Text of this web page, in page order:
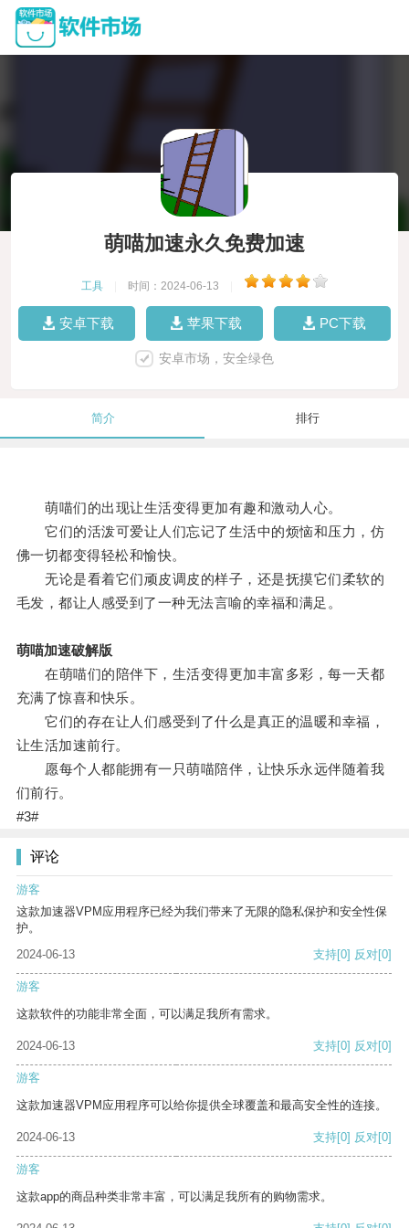
萌喵加速永久免费加速
工具 时间：2024-06-13
安卓下载 苹果下载 PC下载
安卓市场，安全绿色
简介 排行
萌喵们的出现让生活变得更加有趣和激动人心。
它们的活泼可爱让人们忘记了生活中的烦恼和压力，仿
佛一切都变得轻松和愉快。
无论是看着它们顽皮调皮的样子，还是抚摸它们柔软的
毛发，都让人感受到了一种无法言喻的幸福和满足。
萌喵加速破解版
在萌喵们的陪伴下，生活变得更加丰富多彩，每一天都
充满了惊喜和快乐。
它们的存在让人们感受到了什么是真正的温暖和幸福，
让生活加速前行。
愿每个人都能拥有一只萌喵陪伴，让快乐永远伴随着我
们前行。
#3#
评论
游客
这款加速器VPM应用程序已经为我们带来了无限的隐私保护和安全性保
护。
2024-06-13
支持[0] 反对[0]
游客
这款软件的功能非常全面，可以满足我所有需求。
2024-06-13 支持[0] 反对[0]
游客
这款加速器VPM应用程序可以给你提供全球覆盖和最高安全性的连接。
2024-06-13 支持[0] 反对[0]
游客
这款app的商品种类非常丰富，可以满足我所有的购物需求。